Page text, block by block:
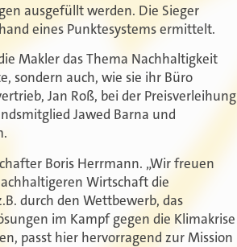
ausgefüllt werden. Die Sieger
eines Punktesystems ermittelt.
Makler das Thema Nachhaltigkeit
sondern auch, wie sie ihr Büro
Jan Roß, bei der Preisverleihung
Jawed Barna und
Boris Herrmann. „Wir freuen
Wirtschaft die
durch den Wettbewerb, das
im Kampf gegen die Klimakrise
passt hier hervorragend zur Mission